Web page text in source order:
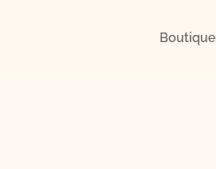
Boutique